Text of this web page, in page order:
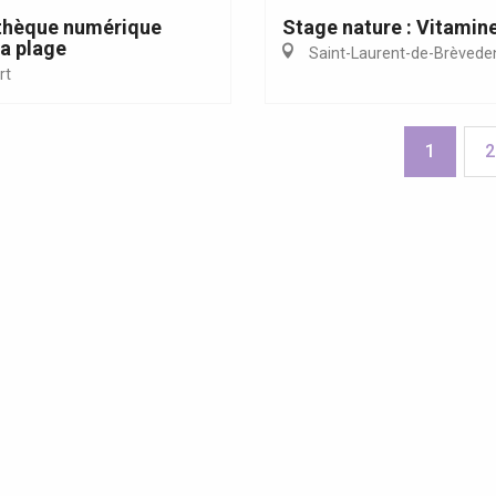
numérique
plage
Stage nature :
Saint-Laurent-de-
1 2